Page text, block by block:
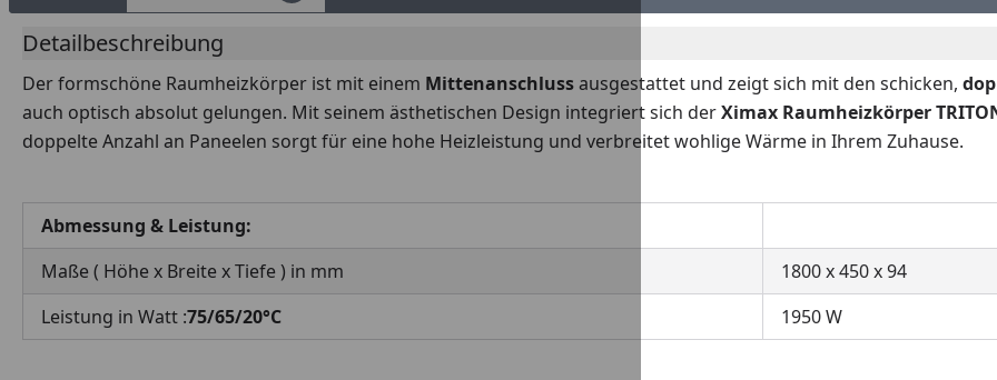
Detailbeschreibung
Der formschöne Raumheizkörper ist mit einem Mittenanschlussausgestattet und zeigt sich mit den schicken,
auch optisch absolut gelungen. Mit seinem ästhetischen Design integriert sich derXimax Raumheizkörper
doppelte Anzahl an Paneelen sorgt für eine hohe Heizleistung und verbreitet wohlige Wärme in Ihrem Zuhause.
Abmessung & Leistung:
Maße ( Höhe x Breite x Tiefe ) in mm
1800 x 450 x 94
Leistung in Watt :75/65/20°C 1950 W